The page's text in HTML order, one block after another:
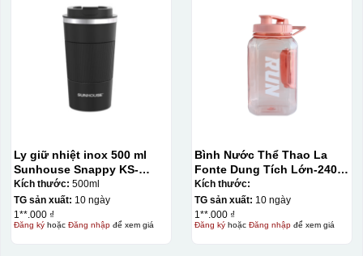
Ly giữ nhiệt inox 500 ml
Sunhouse Snappy KS-
TU500S
Kích thước: 500ml
TG sản xuất: 10 ngày
1**.000 ₫
Đăng kýhoặc Đăng nhậpđể xem giá
Bình Nước Thể Thao La
Fonte Dung Tích Lớn-2400
ML014892-BLU
Kích thước:
TG sản xuất: 10 ngày
1**.000 ₫
Đăng kýhoặc Đăng nhậpđể xem giá